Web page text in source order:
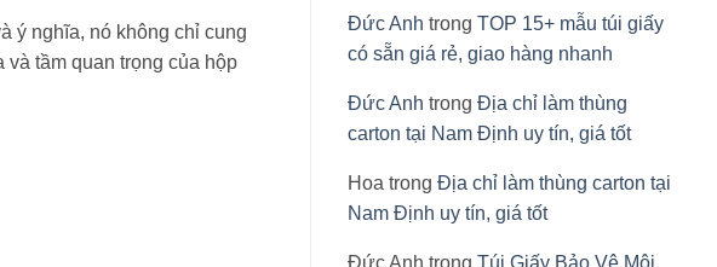
ý nghĩa, nó không chỉ cung
tầm quan trọng của hộp
Đức Anh trong TOP 15+ mẫu túi giấy
có sẵn giá rẻ, giao hàng nhanh
Đức Anh trong Địa chỉ làm thùng
carton tại Nam Định uy tín, giá tốt
Hoa trong Địa chỉ làm thùng carton tại
Nam Định uy tín, giá tốt
Đức Anh trong Túi Giấy Bảo Vệ Môi